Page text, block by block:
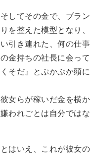
そしてその金で、ブラ
りを整えた模型となり
い引き連れた、何の仕
の金持ちの社長に会っ
くそだ』とぷかぷか頭
彼女らが稼いだ金を横
嫌われごとは自分では
とはいえ、これが彼女